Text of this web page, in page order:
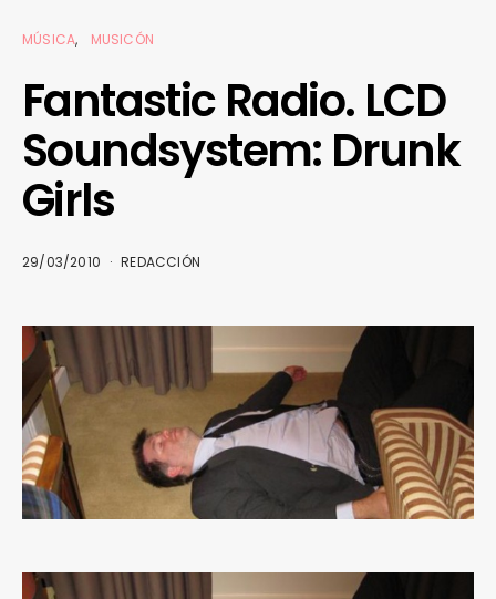
MÚSICA MUSICÓN
Fantastic Radio. LCD
Soundsystem: Drunk
Girls
29/03/2010 REDACCIÓN